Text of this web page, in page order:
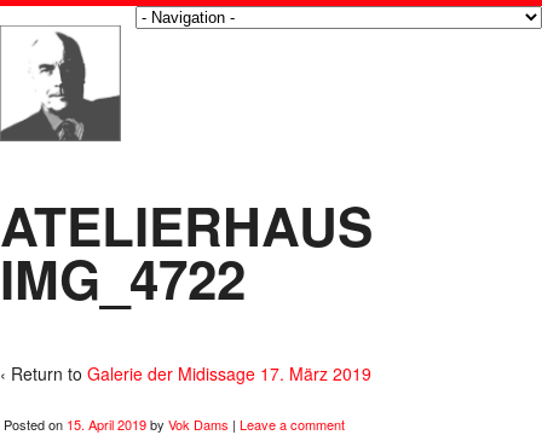
ATELIERHAUS
IMG_4722
‹ Return to Galerie der Midissage 17. März 2019
Posted on 15. April 2019by Vok Dams | Leave a comment